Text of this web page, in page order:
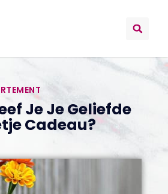
Je Je Geliefde
Cadeau?